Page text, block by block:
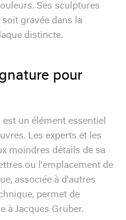
Ses sculptures
gravée dans la
distincte.
pour
un élément essentiel
Les experts et les
moindres détails de sa
ou l'emplacement de
associée à d'autres
permet de
Jacques Grüber.